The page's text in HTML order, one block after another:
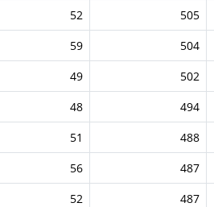
52 505
59 504
49 502
48 494
51 488
56 487
52 487